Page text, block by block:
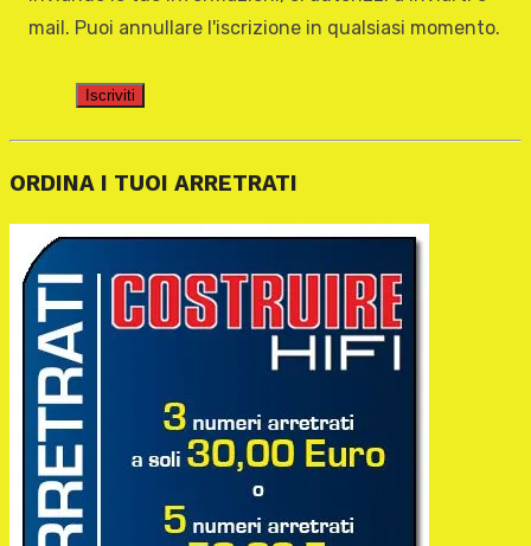
mail. Puoi annullare l'iscrizione in qualsiasi momento.
Iscriviti
ORDINA I TUOI ARRETRATI